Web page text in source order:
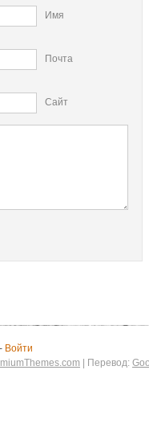
Имя
Почта
Сайт
Войти
| Перевод: